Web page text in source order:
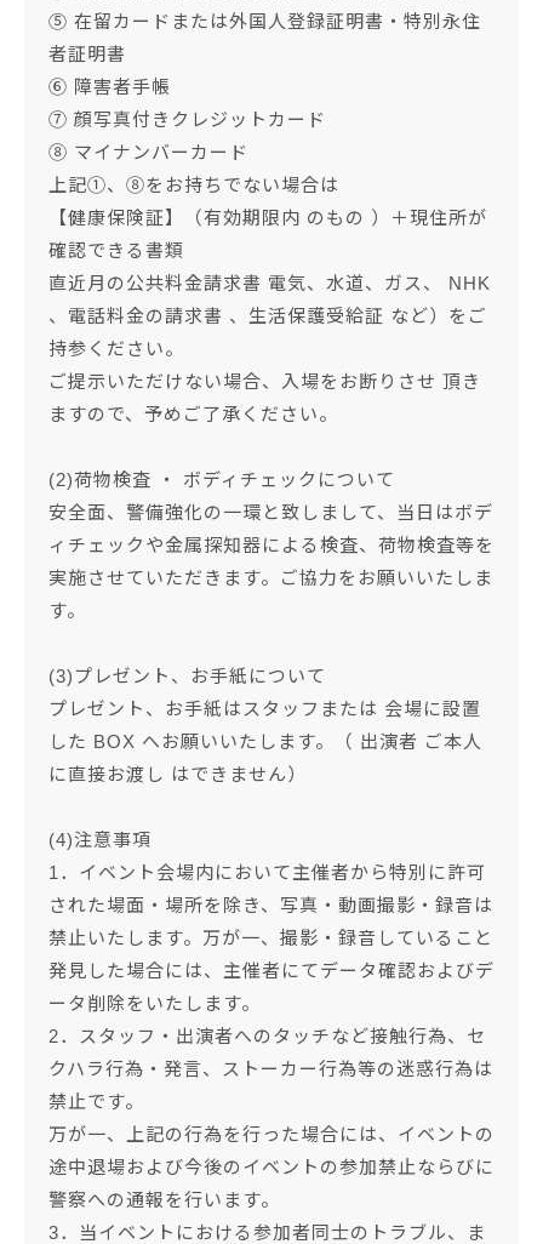
⑤ 在留カードまたは外国人登録証明書・特別永住
者証明書
⑥ 障害者手帳
⑦ 顔写真付きクレジットカード
⑧ マイナンバーカード
上記①、⑧をお持ちでない場合は
【健康保険証】（有効期限内 のもの ）＋現住所が
確認できる書類
直近月の公共料金請求書 電気、水道、ガス、 NHK
、電話料金の請求書 、生活保護受給証 など）をご
持参ください。
ご提示いただけない場合、入場をお断りさせ 頂き
ますので、予めご了承ください。
(2)荷物検査 ・ ボディチェックについて
安全面、警備強化の一環と致しまして、当日はボデ
ィチェックや金属探知器による検査、荷物検査等を
実施させていただきます。ご協力をお願いいたしま
す。
(3)プレゼント、お手紙について
プレゼント、お手紙はスタッフまたは 会場に設置
した BOX へお願いいたします。（ 出演者 ご本人
に直接お渡し はできません）
(4)注意事項
1．イベント会場内において主催者から特別に許可
された場面・場所を除き、写真・動画撮影・録音は
禁止いたします。万が一、撮影・録音していること
発見した場合には、主催者にてデータ確認およびデ
ータ削除をいたします。
2．スタッフ・出演者へのタッチなど接触行為、セ
クハラ行為・発言、ストーカー行為等の迷惑行為は
禁止です。
万が一、上記の行為を行った場合には、イベントの
途中退場および今後のイベントの参加禁止ならびに
警察への通報を行います。
3．当イベントにおける参加者同士のトラブル、ま